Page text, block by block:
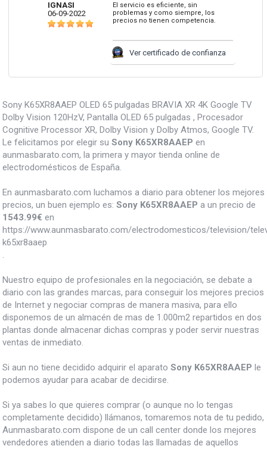
IGNASI
06-09-2022
El servicio es eficiente, sin
problemas y como siempre, los
precios no tienen competencia.
Ver certificado de confianza
Sony K65XR8AAEP OLED 65 pulgadas BRAVIA XR 4K Google TV
Dolby Vision 120HzV, Pantalla OLED 65 pulgadas , Procesador
Cognitive Processor XR, Dolby Vision y Dolby Atmos, Google TV.
Le felicitamos por elegir su Sony K65XR8AAEP en
aunmasbarato.com, la primera y mayor tienda online de
electrodomésticos de España.
En aunmasbarato.com luchamos a diario para obtener los mejores
precios, un buen ejemplo es: Sony K65XR8AAEP a un precio de
1543.99€ en
https://www.aunmasbarato.com/electrodomesticos/television/
k65xr8aaep
.
Nuestro equipo de profesionales en la negociación, se debate a
diario con las grandes marcas, para conseguir los mejores precios
de Internet y negociar compras de manera masiva, para ello
disponemos de un almacén de mas de 1.000m2 repartidos en dos
plantas donde almacenar dichas compras y poder servir nuestras
ventas de inmediato.
Si aun no tiene decidido adquirir el aparato Sony K65XR8AAEP le
podemos ayudar para acabar de decidirse.
Si ya sabes lo que quieres comprar (o aunque no lo tengas
completamente decidido) llámanos, tomaremos nota de tu pedido,
Aunmasbarato.com dispone de un call center donde los mejores
vendedores atienden a diario todas las llamadas de aquellos